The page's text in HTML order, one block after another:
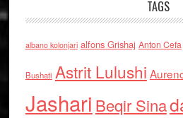
TAGS
albano kolonjari alfons Grishaj Anton Cefa
Bushati Astrit Lulushi
Jashari Beqir Sina